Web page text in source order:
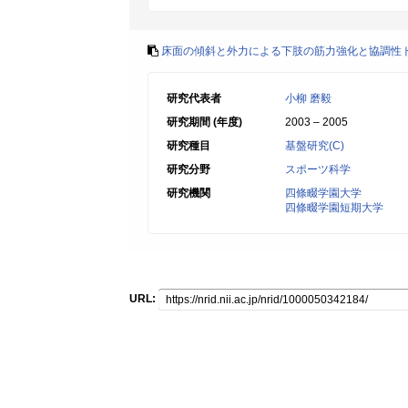
床面の傾斜と外力による下肢の筋力強化と協調性
研究代表者
小柳 磨毅
研究期間 (年度)
2003 – 2005
研究種目
基盤研究(C)
研究分野
スポーツ科学
研究機関
四條畷学園大学
四條畷学園短期大学
URL: